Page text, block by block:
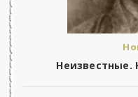
Неизвестные.